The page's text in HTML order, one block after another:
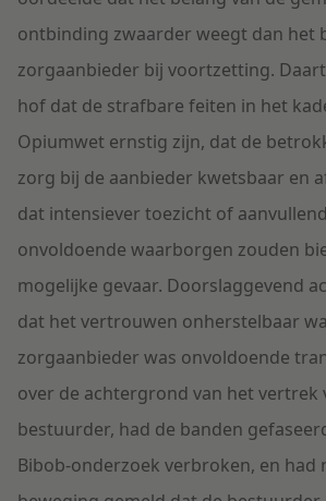
ontbinding zwaarder weegt dan het
zorgaanbieder bij voortzetting.
hof dat de strafbare feiten in het
Opiumwet ernstig zijn, dat de
zorg bij de aanbieder kwetsbaar en
dat intensiever toezicht of
onvoldoende waarborgen zouden
mogelijke gevaar. Doorslaggevend
dat het vertrouwen onherstelbaar
zorgaanbieder was onvoldoende
over de achtergrond van het vertrek
bestuurder, had de banden
Bibob-onderzoek verbroken, en had